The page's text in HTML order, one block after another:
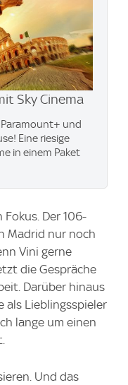
Sky Cinema
Paramount+ und
Eine riesige
in einem Paket
Der 106-
Madrid nur noch
Vini gerne
die Gespräche
Darüber hinaus
als Lieblingsspieler
lange um einen
Und das